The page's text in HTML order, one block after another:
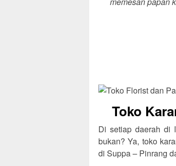
Toko
Di setiap daerah di
bukan? Ya, toko
di Suppa – Pinrang